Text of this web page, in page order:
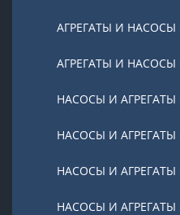
АГРЕГАТЫ И НАСОСЫ
АГРЕГАТЫ И НАСОСЫ
НАСОСЫ И АГРЕГАТЫ
НАСОСЫ И АГРЕГАТЫ
НАСОСЫ И АГРЕГАТЫ
НАСОСЫ И АГРЕГАТЫ